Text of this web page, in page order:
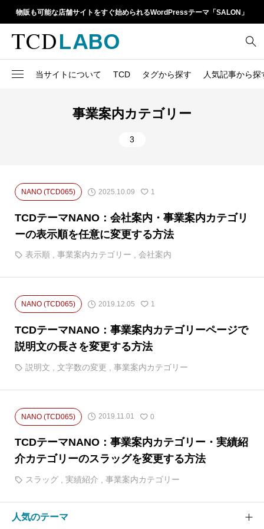
物販も可能な店舗サイトをすぐ始められるWordPressテーマ「SALON」
当サイトについて TCD タグから探す 人気記事から探
13
h1
meta description 21
meta title 39
retinaディスプレイ
ラグイン
Webフォント
Welcart
よくあるご質問
事業案内カテゴリー
3
NANO (TCD065) 2025.10.09 1
TCDテーマNANO：会社案内・事業案内カテゴリ
ーの表示順を任意に変更する方法
表示順 , 事業案内カテゴリー , 会社案内
NANO (TCD065) 2019.12.05 1
TCDテーマNANO：事業案内カテゴリーページで
説明文の長さを変更する方法
説明文 文字数の変更 事業案内カテゴリー
NANO (TCD065) 2019.11.01 0
TCDテーマNANO：事業案内カテゴリー・実績紹
介カテゴリーのスラッグを変更する方法
スラッグ , 実績紹介 , 事業案内カテゴリー
人気のテーマ